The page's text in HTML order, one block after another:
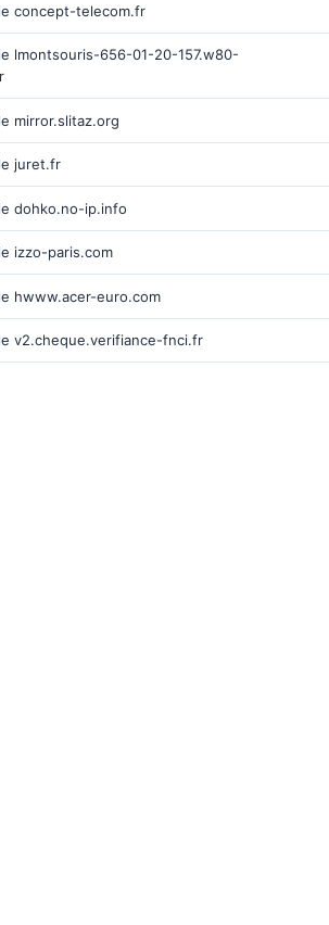
concept-telecom.fr
lmontsouris-656-01-20-157.w80-
mirror.slitaz.org
juret.fr
dohko.no-ip.info
izzo-paris.com
hwww.acer-euro.com
v2.cheque.verifiance-fnci.fr